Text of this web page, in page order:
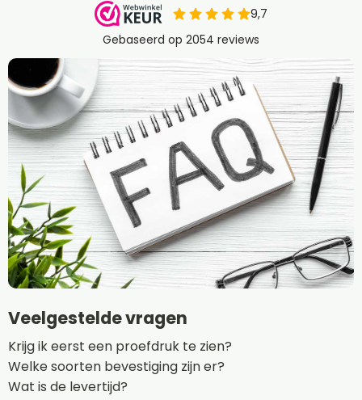
Veelgestelde vragen
Krijg ik eerst een proefdruk te zien?
Welke soorten bevestiging zijn er?
Wat is de levertijd?